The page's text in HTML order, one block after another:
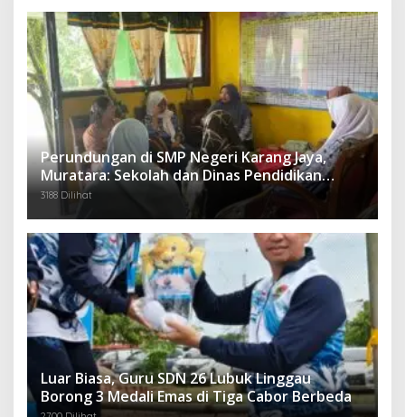
Perundungan di SMP Negeri Karang Jaya,
Muratara: Sekolah dan Dinas Pendidikan
Langsung Ambil Tindakan Tegas
3188 Dilihat
Luar Biasa, Guru SDN 26 Lubuk Linggau
Borong 3 Medali Emas di Tiga Cabor Berbeda